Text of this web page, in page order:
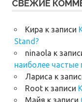
СВЕЖИЕ
Кира к записи
Stand?
ninaola к
наиболее частые
Лариса к
Rootк записи